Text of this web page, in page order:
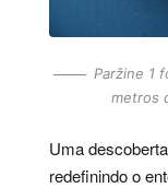
Paržine 1
metros
Uma
redefinindo o